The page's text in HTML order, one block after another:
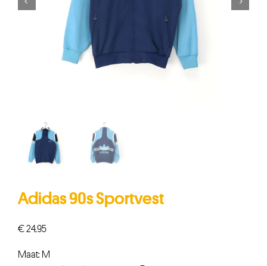
Adidas 90s Sportvest
€24,95
Maat: M